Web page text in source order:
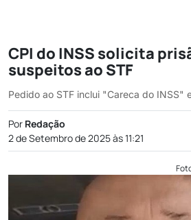
CPI do INSS solicita
suspeitos ao STF
Pedido ao STF inclui "Careca do INSS"
Por Redação
2 de Setembro de 2025 às 11:21